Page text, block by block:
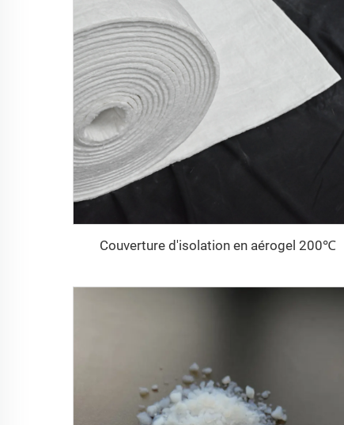
Couverture d'isolation en aérogel 200℃